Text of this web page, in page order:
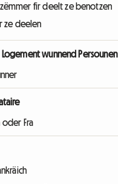
fir deelt ze benotzen
ze deelen
wunnend Persounen
oder Fra